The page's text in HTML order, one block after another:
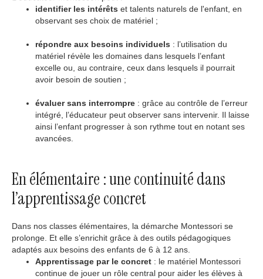
identifier les intérêts et talents naturels de l'enfant, en
observant ses choix de matériel ;
répondre aux besoins individuels : l’utilisation du
matériel révèle les domaines dans lesquels l’enfant
excelle ou, au contraire, ceux dans lesquels il pourrait
avoir besoin de soutien ;
évaluer sans interrompre : grâce au contrôle de l’erreur
intégré, l’éducateur peut observer sans intervenir. Il laisse
ainsi l’enfant progresser à son rythme tout en notant ses
avancées.
En élémentaire : une continuité dans
l’apprentissage concret
Dans nos classes élémentaires, la démarche Montessori se
prolonge. Et elle s’enrichit grâce à des outils pédagogiques
adaptés aux besoins des enfants de 6 à 12 ans.
Apprentissage par le concret : le matériel Montessori
continue de jouer un rôle central pour aider les élèves à